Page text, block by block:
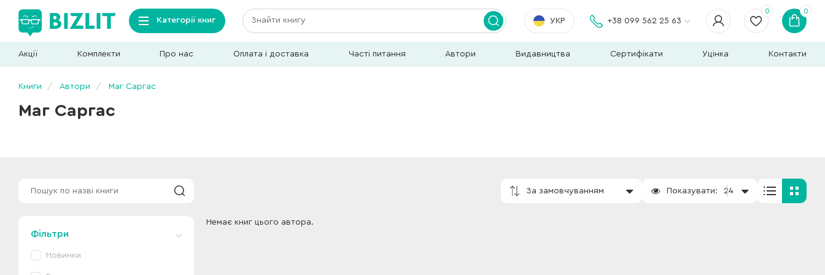
Категорії книг УКР +38 099 562 25 63
0 0
Акції Комплекти Про нас Оплата і доставка Часті питання Автори Видавництва Сертифікати Уцінка Контакти
Книги Автори Маг Саргас
Маг Саргас
За замовчуванням Показувати: 24
Фільтри
Новинки
Немає книг цього автора.